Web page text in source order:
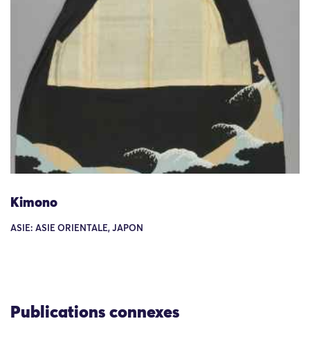
Kimono
ASIE: ASIE ORIENTALE, JAPON
Publications connexes